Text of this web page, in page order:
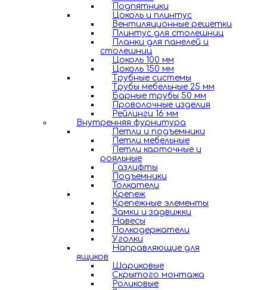
Подпятники
Цоколь и плинтус
Вентиляционные решетки
Плинтус для столешниц
Планки для панелей и
столешниц
Цоколь 100 мм
Цоколь 150 мм
Трубные системы
Трубы мебельные 25 мм
Барные трубы 50 мм
Проволочные изделия
Рейлинги 16 мм
Внутренняя фурнитура
Петли и подъемники
Петли мебельные
Петли карточные и
рояльные
Газлифты
Подъемники
Толкатели
Крепеж
Крепежные элементы
Замки и задвижки
Навесы
Полкодержатели
Уголки
Направляющие для
ящиков
Шариковые
Скрытого монтажа
Роликовые